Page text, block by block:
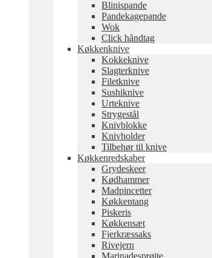
Blinispande
Pandekagepande
Wok
Click håndtag
Køkkenknive
Kokkeknive
Slagterknive
Filetknive
Sushiknive
Urteknive
Strygestål
Knivblokke
Knivholder
Tilbehør til knive
Køkkenredskaber
Grydeskeer
Kødhammer
Madpincetter
Køkkentang
Piskeris
Køkkensæt
Fjerkræssaks
Rivejern
Marinadesprøjte